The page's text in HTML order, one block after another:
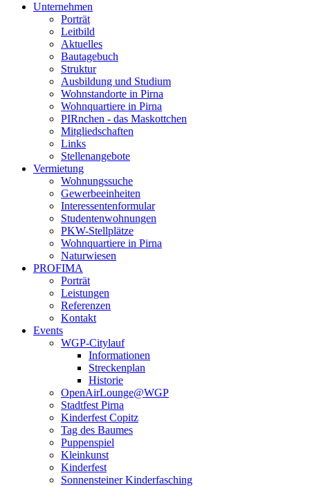
Unternehmen
Porträt
Leitbild
Aktuelles
Bautagebuch
Struktur
Ausbildung und Studium
Wohnstandorte in Pirna
Wohnquartiere in Pirna
PIRnchen - das Maskottchen
Mitgliedschaften
Links
Stellenangebote
Vermietung
Wohnungssuche
Gewerbeeinheiten
Interessentenformular
Studentenwohnungen
PKW-Stellplätze
Wohnquartiere in Pirna
Naturwiesen
PROFIMA
Porträt
Leistungen
Referenzen
Kontakt
Events
WGP-Citylauf
Informationen
Streckenplan
Historie
OpenAirLounge@WGP
Stadtfest Pirna
Kinderfest Copitz
Tag des Baumes
Puppenspiel
Kleinkunst
Kinderfest
Sonnensteiner Kinderfasching